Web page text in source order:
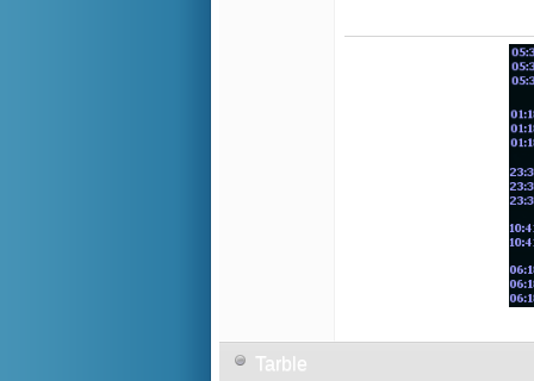
Tarble